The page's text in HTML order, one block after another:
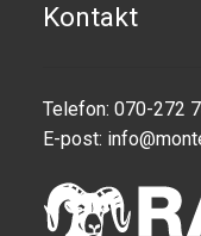
Kontakt
Telefon: 070-272
E-post: